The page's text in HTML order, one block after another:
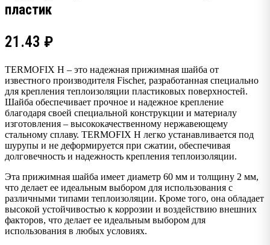
пластик
21.43 ₽
TERMOFIX H – это надежная прижимная шайба от
известного производителя Fischer, разработанная специально
для крепления теплоизоляции пластиковых поверхностей.
Шайба обеспечивает прочное и надежное крепление
благодаря своей специальной конструкции и материалу
изготовления – высококачественному нержавеющему
стальному сплаву. TERMOFIX H легко устанавливается под
шурупы и не деформируется при сжатии, обеспечивая
долговечность и надежность крепления теплоизоляции.
Эта прижимная шайба имеет диаметр 60 мм и толщину 2 мм,
что делает ее идеальным выбором для использования с
различными типами теплоизоляции. Кроме того, она обладает
высокой устойчивостью к коррозии и воздействию внешних
факторов, что делает ее идеальным выбором для
использования в любых условиях.